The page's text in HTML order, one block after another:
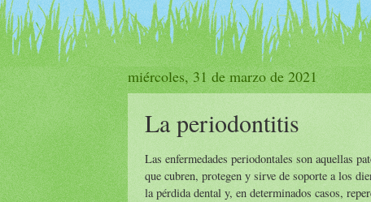
miércoles, 31 de marzo de 2021
La periodontitis
Las enfermedades periodontales son aquellas
que cubren, protegen y sirve de soporte a los
la pérdida dental y, en determinados casos,